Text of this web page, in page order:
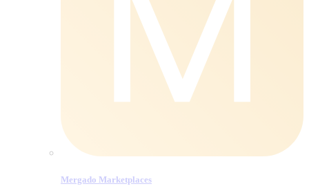
Mergado Marketplaces